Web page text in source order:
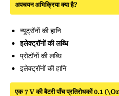
अपचयन अभिक्रिया क्या है?
न्यूट्रॉनों की हानि
इलेक्ट्रॉनों की लब्धि
प्रोटॉनों की लब्धि
इलेक्ट्रॉनों की हानि
एक 7 V की बैटरी पाँच प्रतिरोधकों 0.1